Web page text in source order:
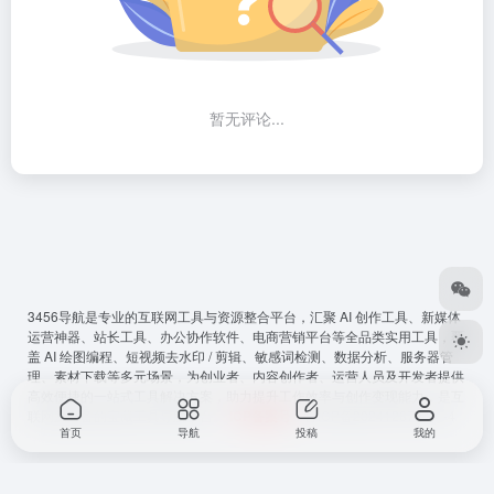
暂无评论...
3456导航是专业的互联网工具与资源整合平台，汇聚 AI 创作工具、新媒体
运营神器、站长工具、办公协作软件、电商营销平台等全品类实用工具，覆
盖 AI 绘图编程、短视频去水印 / 剪辑、敏感词检测、数据分析、服务器管
理、素材下载等多元场景，为创业者、内容创作者、运营人员及开发者提供
高效便捷的一站式工具解决方案，助力提升工作效率与创作变现能力，是互
联网从必备的宝藏工具导航平台。
：鲁ICP备2024128794号-4
首页 导航 投稿 我的